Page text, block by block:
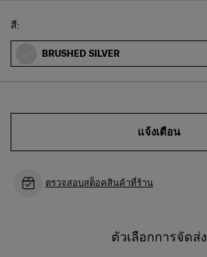
Select
สี:
BRUSHED SILVER
แจ้งเตือน
ตรวจสอบสต็อคสินค้าที่ร้าน
ตัวเลือกการจัดส่ง